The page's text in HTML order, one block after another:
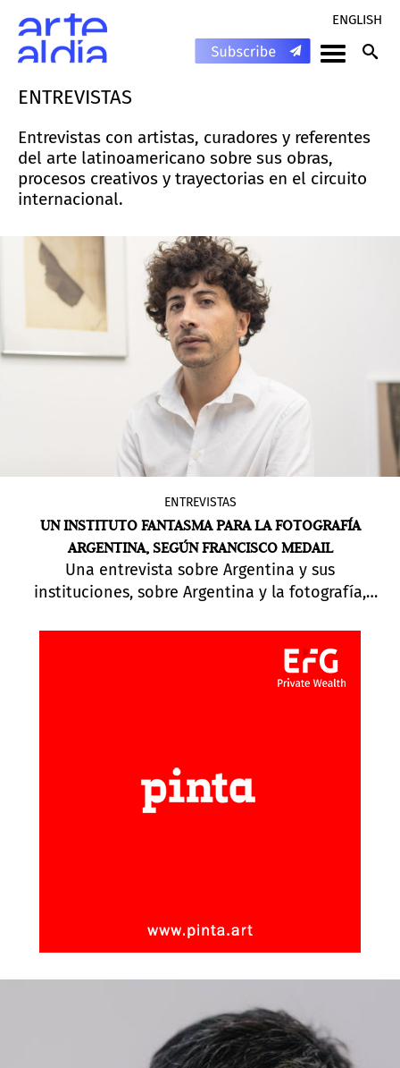
ENGLISH
ENTREVISTAS
Entrevistas con artistas, curadores y referentes
del arte latinoamericano sobre sus obras,
procesos creativos y trayectorias en el circuito
internacional.
ENTREVISTAS
UN INSTITUTO FANTASMA PARA LA FOTOGRAFÍA
ARGENTINA, SEGÚN FRANCISCO MEDAIL
Una entrevista sobre Argentina y sus
instituciones, sobre Argentina y la fotografía,
contemporáneo. Sobre el Instituto de Estudios
Artísticos, el nuevo espacio de Francisco Medail.